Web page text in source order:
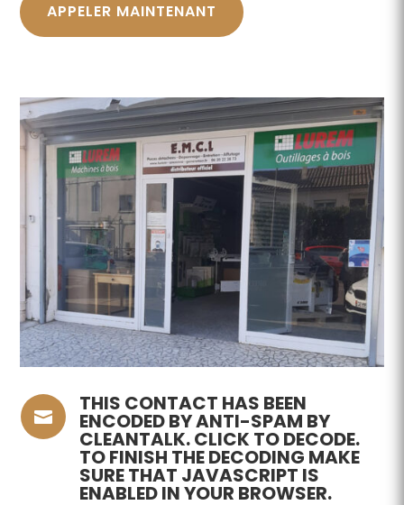
APPELER MAINTENANT

THIS CONTACT HAS BEEN
ENCODED BY ANTI-SPAM BY
CLEANTALK. CLICK TO DECODE.
TO FINISH THE DECODING MAKE
SURE THAT JAVASCRIPT IS
ENABLED IN YOUR BROWSER.